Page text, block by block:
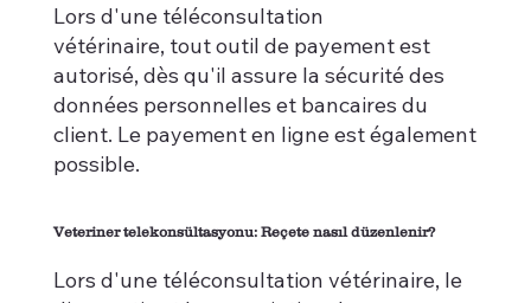
Lors d'une téléconsultation
vétérinaire, tout outil de payement est
autorisé, dès qu'il assure la sécurité des
données personnelles et bancaires du
client. Le payement en ligne est également
possible.
Veteriner telekonsültasyonu: Reçete nasıl düzenlenir?
Lors d'une téléconsultation vétérinaire, le